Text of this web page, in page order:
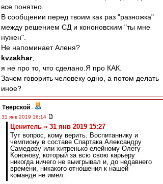
все понятно.
В сообщении перед твоим как раз "разножка"
между решением СД и кононовским "ты мне
нужен".
Не напоминает Аленя?
kvzakhar,
я не про то, что сделано.Я про КАК.
Зачем говорить человеку одно, а потом делать
иное?
Тверской -
31 янв 2019 16:14
Ценитель » 31 янв 2019 15:27
Тут вопрос, кому верить. Воспитаннику и
чемпиону в составе Спартака Александру
Самедову или хитренько-елейному Олегу
Кононову, который за всю свою карьеру
никогда ничего не выигрывал и, до недавнего
времени, никакого отношения к нашей
команде не имел.